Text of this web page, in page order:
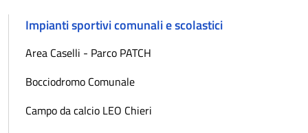
Impianti sportivi comunali e scolastici
Area Caselli - Parco PATCH
Bocciodromo Comunale
Campo da calcio LEO Chieri